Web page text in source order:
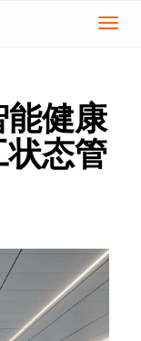
切
能健康
状态管